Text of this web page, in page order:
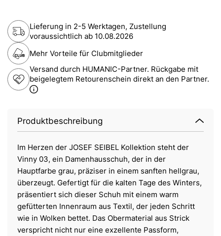
Lieferung in 2-5 Werktagen, Zustellung
voraussichtlich ab 10.08.2026
Mehr Vorteile für Clubmitglieder
Versand durch HUMANIC-Partner. Rückgabe mit
beigelegtem Retourenschein direkt an den Partner.
Produktbeschreibung
Im Herzen der JOSEF SEIBEL Kollektion steht der
Vinny 03, ein Damenhausschuh, der in der
Hauptfarbe grau, präziser in einem sanften hellgrau,
überzeugt. Gefertigt für die kalten Tage des Winters,
präsentiert sich dieser Schuh mit einem warm
gefütterten Innenraum aus Textil, der jeden Schritt
wie in Wolken bettet. Das Obermaterial aus Strick
verspricht nicht nur eine exzellente Passform,